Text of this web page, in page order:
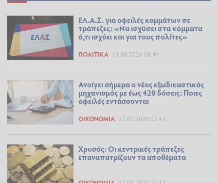
ΕΛ.Α.Σ. για οφειλές κομμάτων σε
τράπεζες: «Να ισχύσει στα κόμματα
ό,τι ισχύει και για τους πολίτες»
ΠΟΛΙΤΙΚΆ 01.08.2026 08:44
Ανοίγει σήμερα ο νέος εξωδικαστικός
μηχανισμός με έως 420 δόσεις: Ποιες
οφειλές εντάσσονται
ΟΙΚΟΝΟΜΊΑ 27.07.2026 07:43
Χρυσός: Οι κεντρικές τράπεζες
επαναπατρίζουν τα αποθέματα